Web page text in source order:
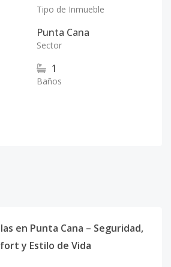
Tipo de Inmueble
Punta Cana
Sector
1
Baños
en Punta Cana – Seguridad,
y Estilo de Vida